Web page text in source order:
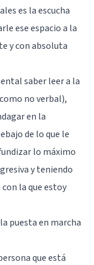
es laescucha
ese espacio a la
y con absoluta
saber leer a la
no verbal),
en la
de lo que le
lo máximo
y teniendo
la que estoy
puesta en marcha
que está